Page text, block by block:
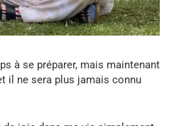
à se préparer, mais maintenant
il ne sera plus jamais connu